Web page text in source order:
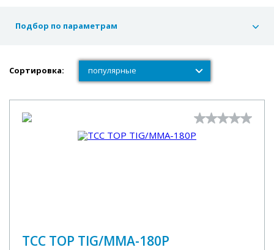
Подбор по параметрам
Сортировка: популярные
популярные
ТСС TOP TIG/MMA-180P